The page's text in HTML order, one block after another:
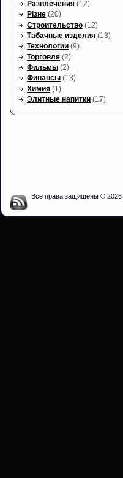
Развлечения (12)
Різне (20)
Строительство (12)
Табачные изделия (13)
Технологии (9)
Торговля (2)
Фильмы (2)
Финансы (13)
Химия (1)
Элитные напитки (17)
Все права защищены © 2026